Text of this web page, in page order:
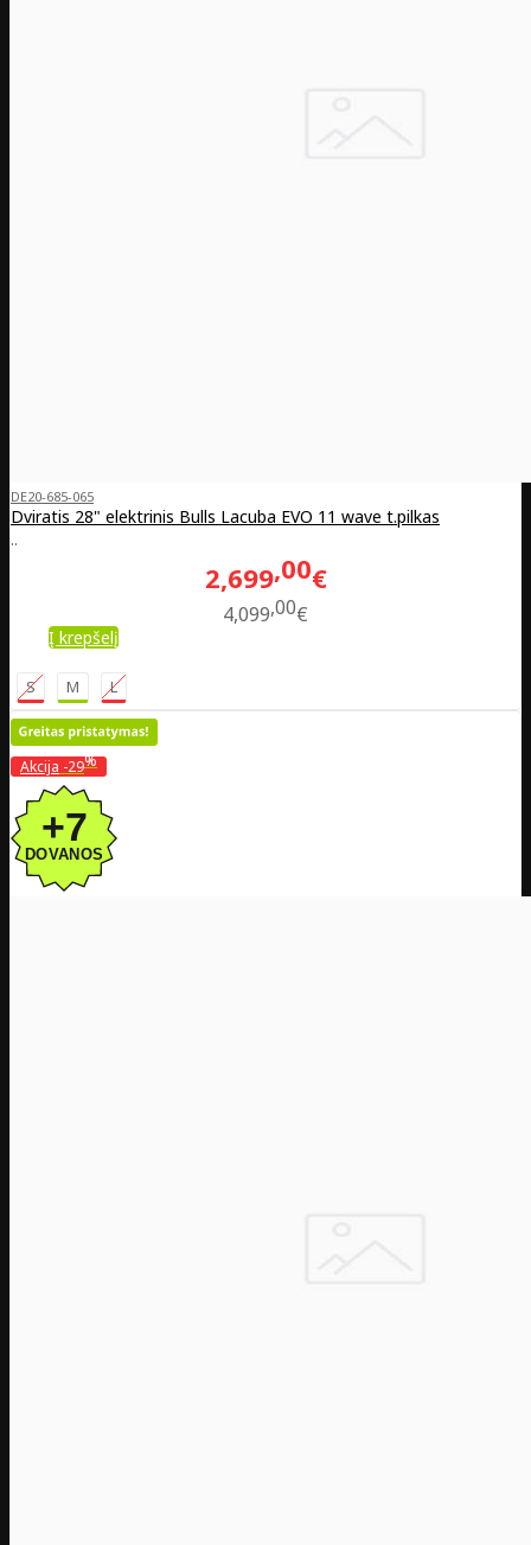
DE20-685-065
Dviratis 28" elektrinis Bulls Lacuba EVO 11 wave t.pilkas
..
2,699 00€
4,099 00€
Į krepšelį
S M L
Akcija -29%